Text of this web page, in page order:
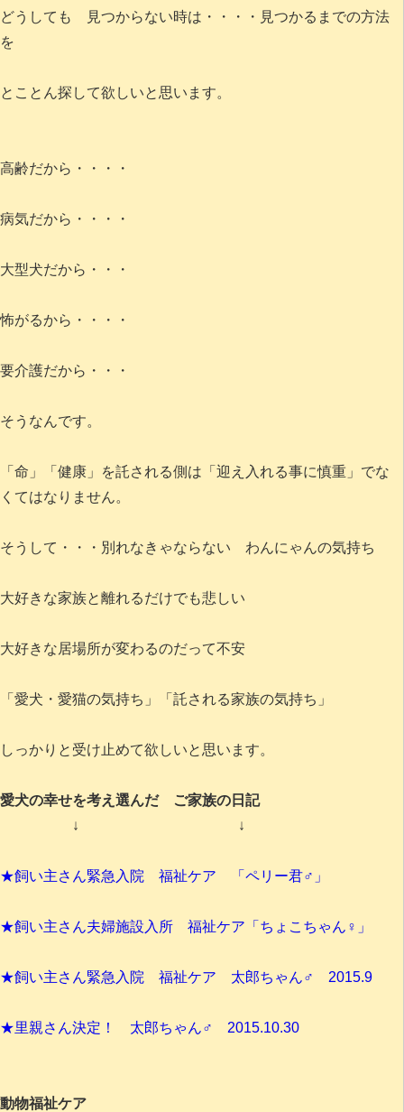
どうしても 見つからない時は・・・・見つかるまでの方法
を
とことん探して欲しいと思います。
高齢だから・・・・
病気だから・・・・
大型犬だから・・・
怖がるから・・・・
要介護だから・・・
そうなんです。
「命」「健康」を託される側は「迎え入れる事に慎重」でな
くてはなりません。
そうして・・・別れなきゃならない わんにゃんの気持ち
大好きな家族と離れるだけでも悲しい
大好きな居場所が変わるのだって不安
「愛犬・愛猫の気持ち」「託される家族の気持ち」
しっかりと受け止めて欲しいと思います。
愛犬の幸せを考え選んだ ご家族の日記
↓ ↓
★飼い主さん緊急入院 福祉ケア 「ペリー君♂」
★飼い主さん夫婦施設入所 福祉ケア「ちょこちゃん♀」
★飼い主さん緊急入院 福祉ケア 太郎ちゃん♂ 2015.9
★里親さん決定！ 太郎ちゃん♂ 2015.10.30
動物福祉ケア